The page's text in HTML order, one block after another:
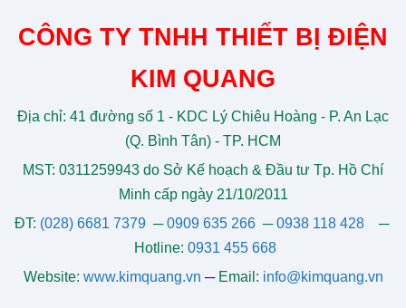
CÔNG TY TNHH THIẾT BỊ ĐIỆN
KIM QUANG
Địa chỉ: 41 đường số 1 - KDC Lý Chiêu Hoàng - P. An Lạc
(Q. Bình Tân) - TP. HCM
MST: 0311259943 do Sở Kế hoạch & Đầu tư Tp. Hồ Chí
Minh cấp ngày 21/10/2011
ĐT: (028) 6681 7379 ─0909 635 266─0938 118 428─
Hotline: 0931 455 668
Website: www.kimquang.vn ─ Email: info@kimquang.vn